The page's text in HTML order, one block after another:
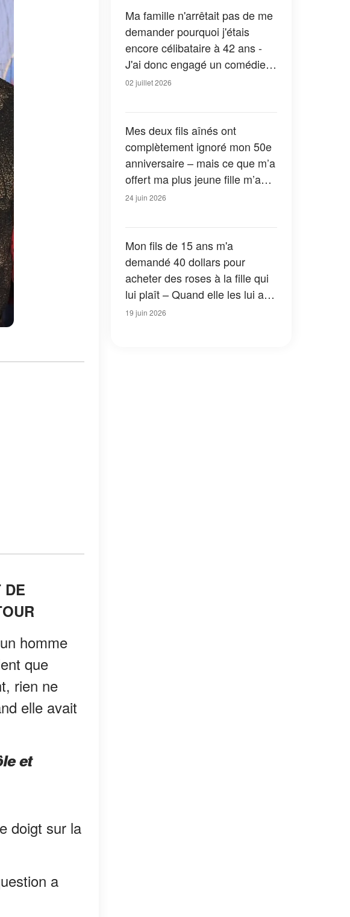
DE
homme
que
rien ne
elle avait
et
doigt sur la
a
Ma famille n'arrêtait pas de me
demander pourquoi j'étais
encore célibataire à 42 ans -
J'ai donc engagé un comédien
pour jouer le rôle de mon
impossible ! »
02 juillet 2026
Mes deux fils aînés ont
complètement ignoré mon 50e
anniversaire – mais ce que m’a
offert ma plus jeune fille m’a
bouleversée
24 juin 2026
Mon fils de 15 ans m'a
demandé 40 dollars pour
acheter des roses à la fille qui
lui plaît – Quand elle les lui a
jetées à la figure, ses 12 mots
19 juin 2026